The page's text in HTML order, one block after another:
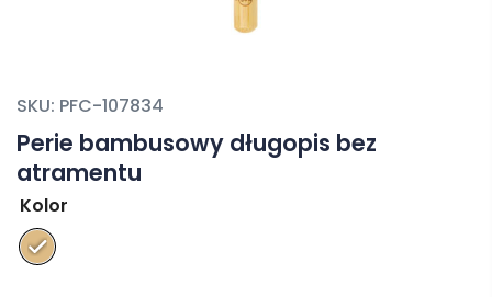
Perie bambusowy długopis bez
atramentu
SKU: PFC-107834
Kolor